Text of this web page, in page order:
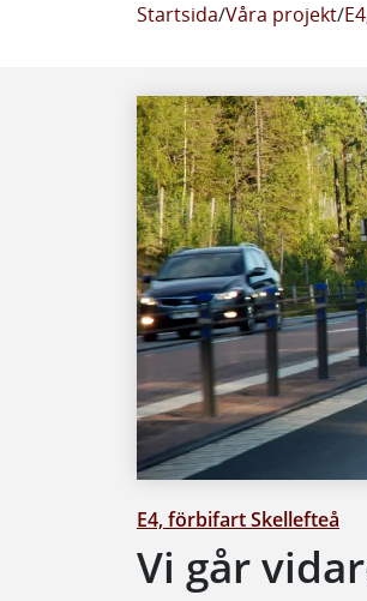
Startsida/Våra projekt/
E4, förbifart Skellefteå
Vi går